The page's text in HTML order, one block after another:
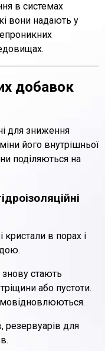
в системах
вони надають у
добавок
для зниження
його внутрішньої
поділяються на
в порах і
стають
або пустоти.
резервуарів для